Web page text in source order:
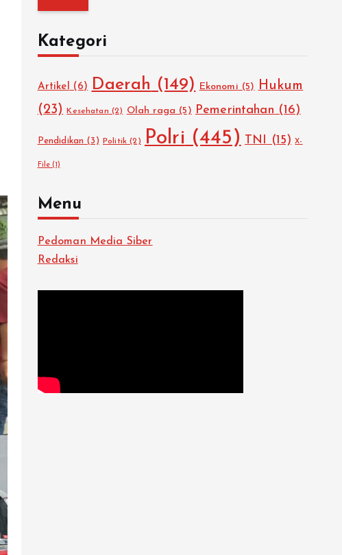
i
n
u
k
Kategori
Artikel (6) Daerah (149) Ekonomi (5) Hukum
(23)
Kesehatan (2) Olah raga (5) Pemerintahan (16)
Pendidikan (3) Politik (2) Polri (445) TNI (15) X-
File (1)
Menu
Pedoman Media Siber
Redaksi